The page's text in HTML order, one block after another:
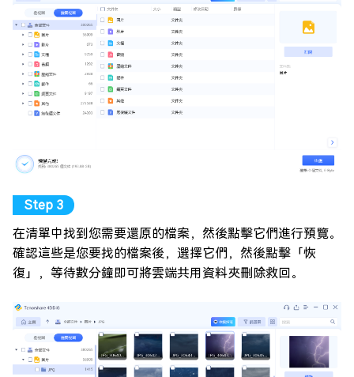
在清單中找到您需要還原的檔案，然後點擊它們進行預覽。
確認這些是您要找的檔案後，選擇它們，然後點擊「恢
復」，等待數分鐘即可將雲端共用資料夾刪除救回。